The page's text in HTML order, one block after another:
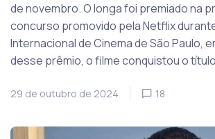
de novembro. O longa foi premiado na
concurso promovido pela Netflix
Internacional de Cinema de São Paulo,
desse prêmio, o filme conquistou o
29 de outubro de 2024 18